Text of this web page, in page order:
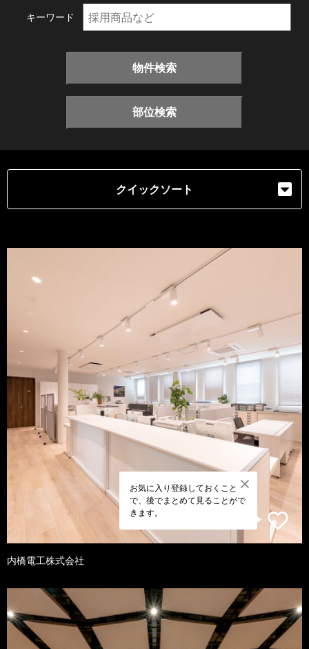
キーワード
物件検索
部位検索
クイックソート
お気に入り登録しておくこと
で、後でまとめて見ることがで
きます。
内橋電工株式会社